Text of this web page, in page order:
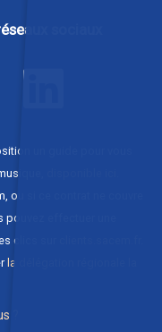
sociaux
un guide pour vous
ou si ce contrat ne couvre
effectuer une
clics sur
la délégation régionale la
?